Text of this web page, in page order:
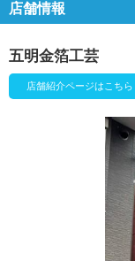
店舗情報
五明金箔工芸
店舗紹介ページはこちら